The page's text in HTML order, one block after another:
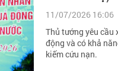
11/07/2026 16:06
Thủ tướng yêu cầu
động và có khả
kiếm cứu nạn.